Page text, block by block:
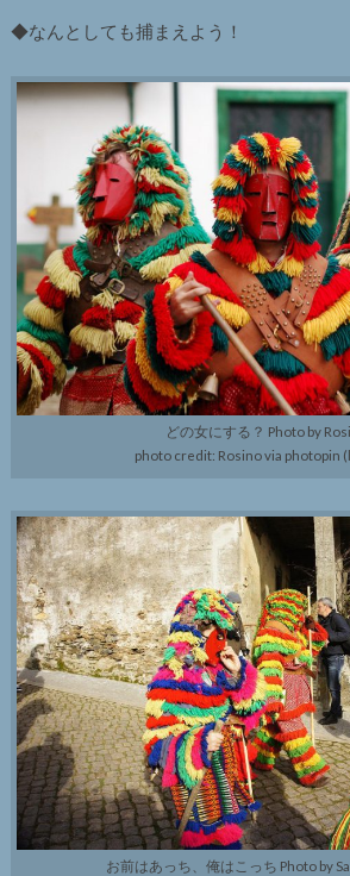
◆なんとしても捕まえよう！
どの女にする？ Photo by
photo credit: Rosino via photopin
お前はあっち、俺はこっち Photo by